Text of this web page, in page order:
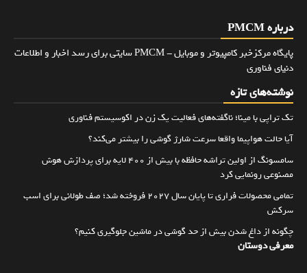
درباره PMCM
پایگاه مرکزخبر کامپیوتر و موبایل - PMCM سایتی برای رسد اخبار و اطلاعات
دنیای فناوری
نوشته‌های تازه
تک تراپی با مینا؛ ناگفته‌های فعالیت یک زن در اکوسیستم فناوری
آیا حالت هواپیما واقعا سرعت شارژ گوشی را بیشتر می‌کند؟
سامسونگ از اولین تراشه حافظه با بیش از ۴۰۰ لایه برای پردازش هوش
مصنوعی رونمایی کرد
تمامی محصولات فراری تا پایان سال ۲۰۲۷ فروخته شد؛ صف طولانی برای اسب
سرکش
چگونه از داغ شدن بیش از حد گوشی در ماشین جلوگیری کنیم؟
معرفی دوستان